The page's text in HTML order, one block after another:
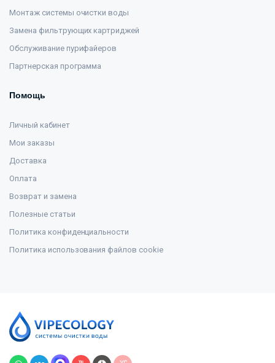
Монтаж системы очистки воды
Замена фильтрующих картриджей
Обслуживание пурифайеров
Партнерская программа
Помощь
Личный кабинет
Мои заказы
Доставка
Оплата
Возврат и замена
Полезные статьи
Политика конфиденциальности
Политика использования файлов cookie